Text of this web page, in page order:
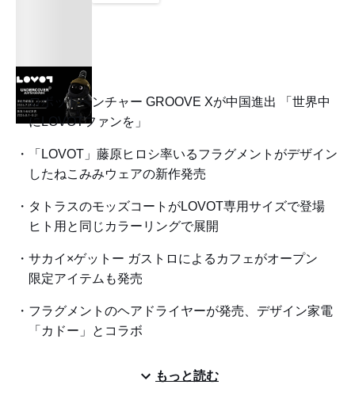
ロボットベンチャー GROOVE Xが中国進出 「世界中
にLOVOTファンを」
「LOVOT」藤原ヒロシ率いるフラグメントがデザイン
したねこみみウェアの新作発売
タトラスのモッズコートがLOVOT専用サイズで登場
ヒト用と同じカラーリングで展開
サカイ×ゲットー ガストロによるカフェがオープン
限定アイテムも発売
フラグメントのヘアドライヤーが発売、デザイン家電
「カドー」とコラボ
もっと読む